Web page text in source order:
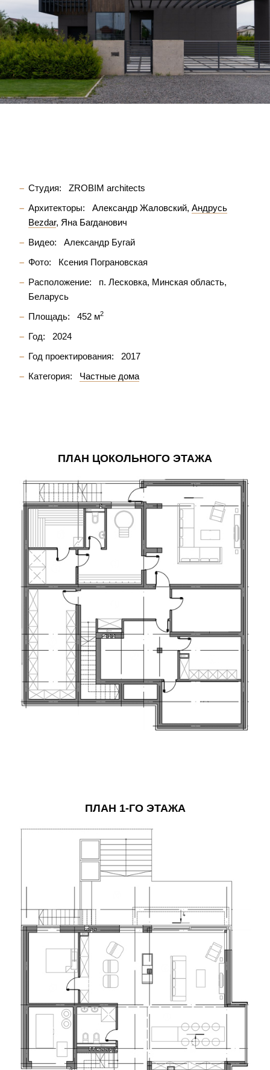
Студия:
ZROBIM architects
Архитекторы:
Александр Жаловский Андрусь
Bezdar Яна Багданович
Видео:
Александр Бугай
Фото:
Ксения Пограновская
Расположение:
п. Лесковка, Минская область,
Беларусь
Площадь:
452 м2
Год:
2024
Год проектирования:
2017
Категория:
Частные дома
ПЛАН ЦОКОЛЬНОГО ЭТАЖА
ПЛАН 1-ГО ЭТАЖА